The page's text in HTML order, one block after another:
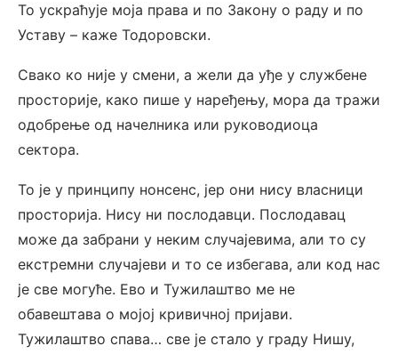
То ускраћује моја права и по Закону о раду и по
Уставу – каже Тодоровски.
Свако ко није у смени, а жели да уђе у службене
просторије, како пише у наређењу, мора да тражи
одобрење од начелника или руководиоца
сектора.
То је у принципу нонсенс, јер они нису власници
просторија. Нису ни послодавци. Послодавац
може да забрани у неким случајевима, али то су
екстремни случајеви и то се избегава, али код нас
је све могуће. Ево и Тужилаштво ме не
обавештава о мојој кривичној пријави.
Тужилаштво спава… све је стало у граду Нишу,